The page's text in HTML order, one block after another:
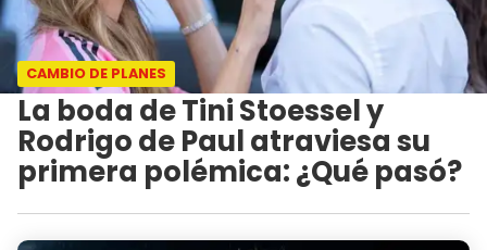
CAMBIO DE PLANES
La boda de Tini Stoessel y
Rodrigo de Paul atraviesa su
primera polémica: ¿Qué pasó?